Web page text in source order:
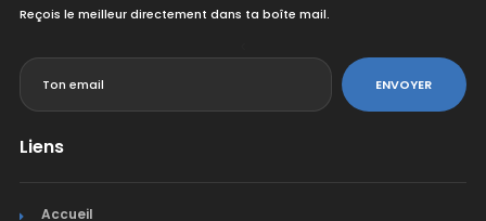
Reçois le meilleur directement dans ta boîte mail.
ENVOYER
Liens
Accueil